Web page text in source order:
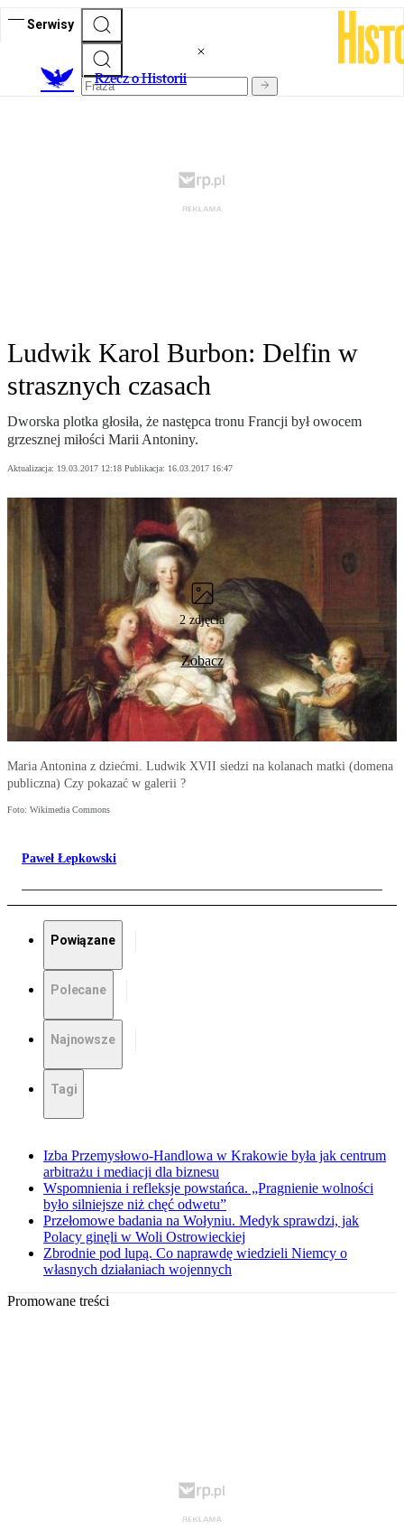
Serwisy
Rzecz o Historii
Ludwik Karol Burbon: Delfin w
strasznych czasach
Dworska plotka głosiła, że następca tronu Francji był owocem
grzesznej miłości Marii Antoniny.
Aktualizacja: 19.03.2017 12:18 Publikacja: 16.03.2017 16:47
2 zdjęcia
Zobacz
Maria Antonina z dziećmi. Ludwik XVII siedzi na kolanach matki (domena
publiczna) Czy pokazać w galerii ?
Foto: Wikimedia Commons
Paweł Łepkowski
Powiązane
Polecane
Najnowsze
Tagi
Izba Przemysłowo-Handlowa w Krakowie była jak centrum
arbitrażu i mediacji dla biznesu
Wspomnienia i refleksje powstańca. „Pragnienie wolności
było silniejsze niż chęć odwetu”
Przełomowe badania na Wołyniu. Medyk sprawdzi, jak
Polacy ginęli w Woli Ostrowieckiej
Zbrodnie pod lupą. Co naprawdę wiedzieli Niemcy o
własnych działaniach wojennych
Promowane treści